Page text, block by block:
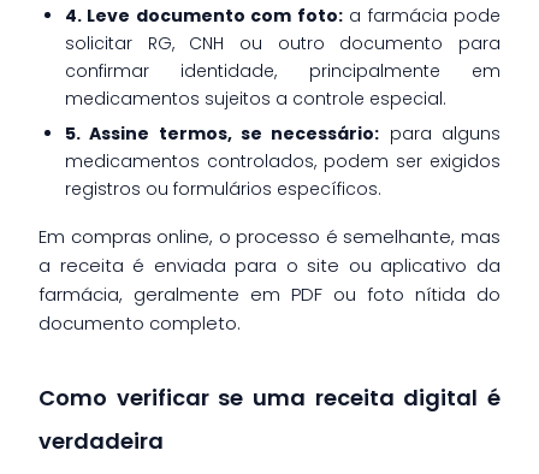
4. Leve documento com foto:a farmácia pode
solicitar RG, CNH ou outro documento para
confirmar identidade, principalmente em
medicamentos sujeitos a controle especial.
5. Assine termos, se necessário: para alguns
medicamentos controlados, podem ser exigidos
registros ou formulários específicos.
Em compras online, o processo é semelhante, mas
a receita é enviada para o site ou aplicativo da
farmácia, geralmente em PDF ou foto nítida do
documento completo.
Como verificar se uma receita digital é
verdadeira